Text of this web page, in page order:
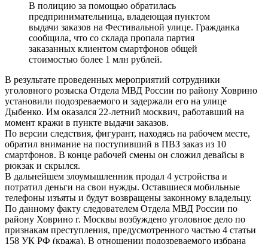
В полицию за помощью обратилась
предпринимательница, владеющая пунктом
выдачи заказов на Фестивальной улице. Гражданка
сообщила, что со склада пропала партия
заказанных клиентом смартфонов общей
стоимостью более 1 млн рублей.
В результате проведенных мероприятий сотрудники
уголовного розыска Отдела МВД России по району Ховрино
установили подозреваемого и задержали его на улице
Дыбенко. Им оказался 22-летний москвич, работавший на
момент кражи в пункте выдачи заказов.
По версии следствия, фигурант, находясь на рабочем месте,
обратил внимание на поступивший в ПВЗ заказ из 10
смартфонов. В конце рабочей смены он сложил девайсы в
рюкзак и скрылся.
В дальнейшем злоумышленник продал 4 устройства и
потратил деньги на свои нужды. Оставшиеся мобильные
телефоны изъяты и будут возвращены законному владельцу.
По данному факту следователем Отдела МВД России по
району Ховрино г. Москвы возбуждено уголовное дело по
признакам преступления, предусмотренного частью 4 статьи
158 УК РФ (кража). В отношении подозреваемого избрана